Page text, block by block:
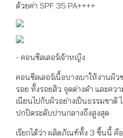
ด้วยค่า SPF 35 PA++++
- คอนซีลเลอร์เจ้าหญิง
คอนซีลเลอร์เนื้อบางเบาให้งานผิ
รอย ทั้งรอยสิว จุดด่างดำ และคว
เนียนไปกับผิวอย่างเป็นธรรมชาติ
ปกปิดระดับปานกลางถึงสูงสุด
เรียกได้ว่า ผลิตภัณฑ์ทั้ง 3 ชิ้นนี้ คื